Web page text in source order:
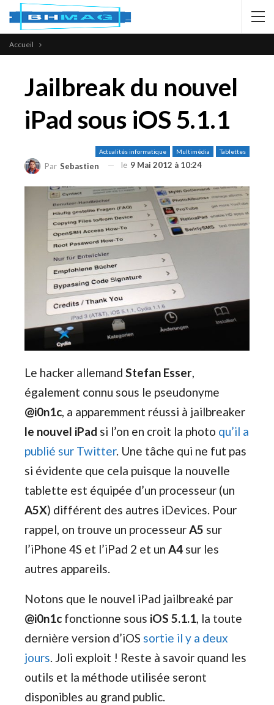
Accueil
Jailbreak du nouvel
iPad sous iOS 5.1.1
Actualités informatique Multimédia Tablettes
Par Sebastien le 9 Mai 2012 à 10:24
Le hacker allemand Stefan Esser
également connu sous le pseudonyme
@i0n1c , a apparemment réussi à jailbreaker
le nouvel iPad si l’on en croit la photo qu’il a
publié sur Twitter. Une tâche qui ne fut pas
si évidente que cela puisque la nouvelle
tablette est équipée d’un processeur (un
A5X) différent des autres iDevices. Pour
rappel, on trouve un processeur A5 sur
l’iPhone 4S et l’iPad 2 et un A4 sur les
autres appareils.
Notons que le nouvel iPad jailbreaké par
@i0n1c fonctionne sous iOS 5.1.1 , la toute
dernière version d’iOS sortie il y a deux
jours . Joli exploit ! Reste à savoir quand les
outils et la méthode utilisée seront
disponibles au grand public.